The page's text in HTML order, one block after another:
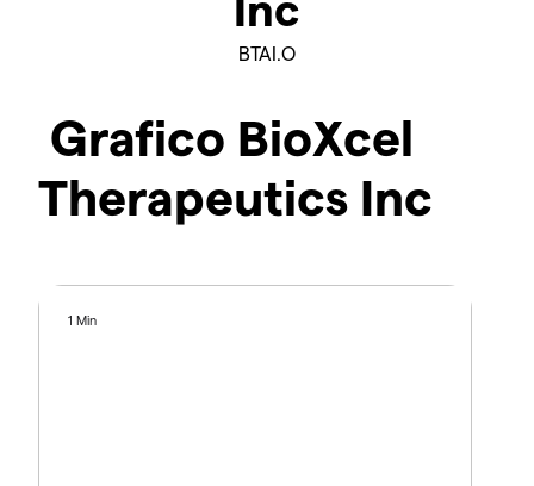
BTAI.O
Grafico BioXcel
Therapeutics Inc
1 Min